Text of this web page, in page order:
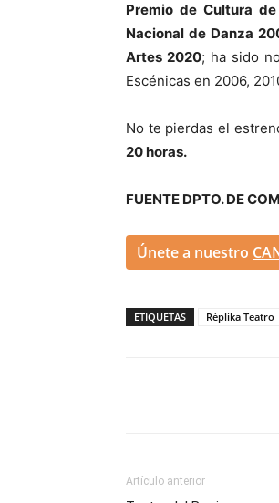
Premio de Cultura
Nacional de Danza
Artes 2020; ha sido
Escénicas en 2006,
No te pierdas el
20 horas.
FUENTE DPTO. DE
Únete a nuestro
ETIQUETAS Réplika Teatro
Artículo anterior